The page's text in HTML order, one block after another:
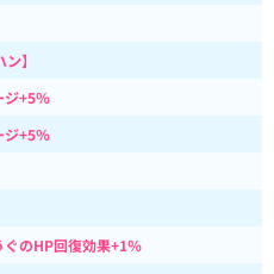
】
ジ+5％
ジ+5％
のHP回復効果+1％